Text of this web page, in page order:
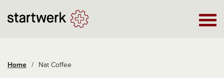
Home / Nat Coffee